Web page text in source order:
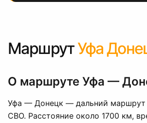
МаршрутУфа
О маршруте Уфа —
Уфа — Донецк — дальний маршрут
СВО. Расстояние около 1700 км,